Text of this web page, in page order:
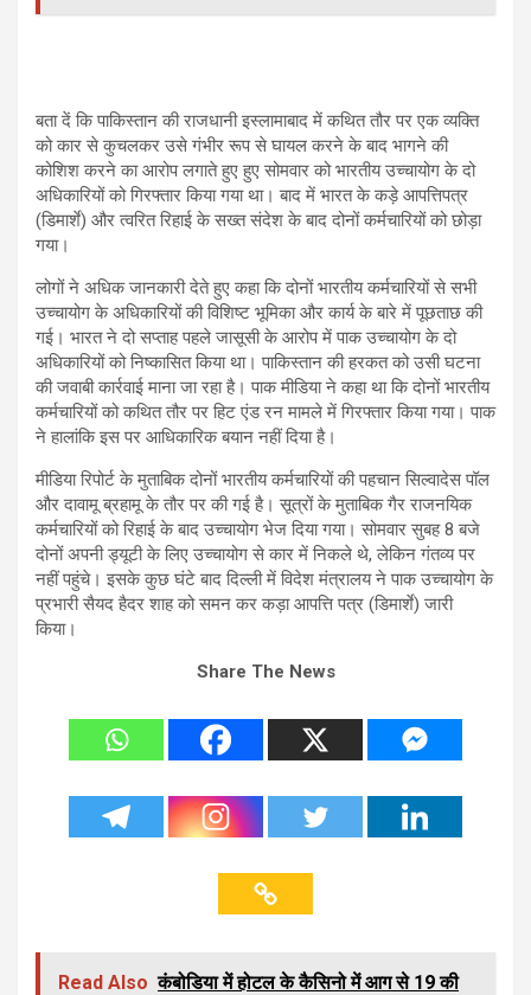
बता दें कि पाकिस्तान की राजधानी इस्लामाबाद में कथित तौर पर एक व्यक्ति
को कार से कुचलकर उसे गंभीर रूप से घायल करने के बाद भागने की
कोशिश करने का आरोप लगाते हुए हुए सोमवार को भारतीय उच्चायोग के दो
अधिकारियों को गिरफ्तार किया गया था। बाद में भारत के कड़े आपत्तिपत्र
(डिमार्शे) और त्वरित रिहाई के सख्त संदेश के बाद दोनों कर्मचारियों को छोड़ा
गया।
लोगों ने अधिक जानकारी देते हुए कहा कि दोनों भारतीय कर्मचारियों से सभी
उच्चायोग के अधिकारियों की विशिष्ट भूमिका और कार्य के बारे में पूछताछ की
गई। भारत ने दो सप्ताह पहले जासूसी के आरोप में पाक उच्चायोग के दो
अधिकारियों को निष्कासित किया था। पाकिस्तान की हरकत को उसी घटना
की जवाबी कार्रवाई माना जा रहा है। पाक मीडिया ने कहा था कि दोनों भारतीय
कर्मचारियों को कथित तौर पर हिट एंड रन मामले में गिरफ्तार किया गया। पाक
ने हालांकि इस पर आधिकारिक बयान नहीं दिया है।
मीडिया रिपोर्ट के मुताबिक दोनों भारतीय कर्मचारियों की पहचान सिल्वादेस पॉल
और दावामू ब्रहामू के तौर पर की गई है। सूत्रों के मुताबिक गैर राजनयिक
कर्मचारियों को रिहाई के बाद उच्चायोग भेज दिया गया। सोमवार सुबह 8 बजे
दोनों अपनी ड्यूटी के लिए उच्चायोग से कार में निकले थे, लेकिन गंतव्य पर
नहीं पहुंचे। इसके कुछ घंटे बाद दिल्ली में विदेश मंत्रालय ने पाक उच्चायोग के
प्रभारी सैयद हैदर शाह को समन कर कड़ा आपत्ति पत्र (डिमार्शे) जारी
किया।
Share The News
Read Also कंबोडिया में होटल के कैसिनो में आग से 19 की